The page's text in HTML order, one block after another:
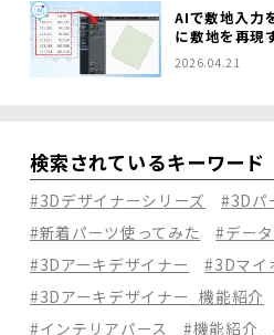
AIで敷地入力
に敷地を再現
2026.04.21
検索されているキーワード
#3Dデザイナーシリーズ #3Dパ
#新着パーツ使ってみた
#デー
#3Dアーキデザイナー
#3Dマイ
#3Dアーキデザイナー_機能紹介
#インテリアパース
#機能紹介